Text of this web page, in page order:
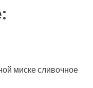
миске сливочное